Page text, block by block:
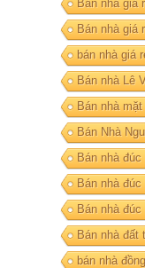
Bán nhà giá
Bán nhà giá
bán nhà giá
Bán nhà Lê
Bán nhà
Bán Nhà
Bán nhà
Bán nhà
Bán nhà
Bán nhà đất
bán nhà